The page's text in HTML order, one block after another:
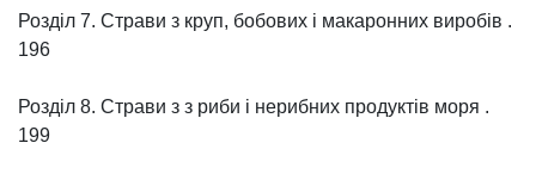
Розділ 7. Страви з круп, бобових і макаронних виробів .
196
Розділ 8. Страви з з риби і нерибних продуктів моря .
199